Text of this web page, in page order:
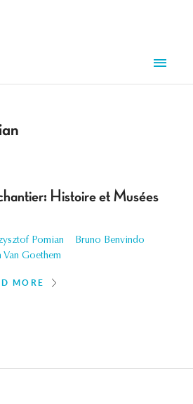
Histoire et Musées
Pomian
Bruno Benvindo
Van Goethem
MORE